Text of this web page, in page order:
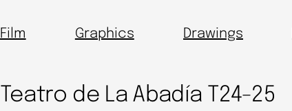
Film Graphics Drawings
Teatro de La Abadía T24-25